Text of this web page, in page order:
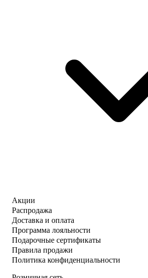
Акции
Распродажа
Доставка и оплата
Программа лояльности
Подарочные сертификаты
Правила продажи
Политика конфиденциальности